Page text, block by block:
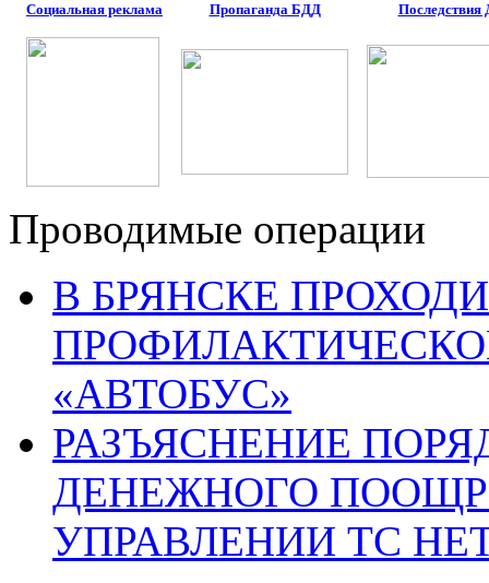
Социальная реклама Пропаганда БДД
Проводимые операции
В БРЯНСКЕ
«АВТОБУС»
РАЗЪЯСНЕНИЕ
ДЕНЕЖНОГО
УПРАВЛЕНИИ ТС